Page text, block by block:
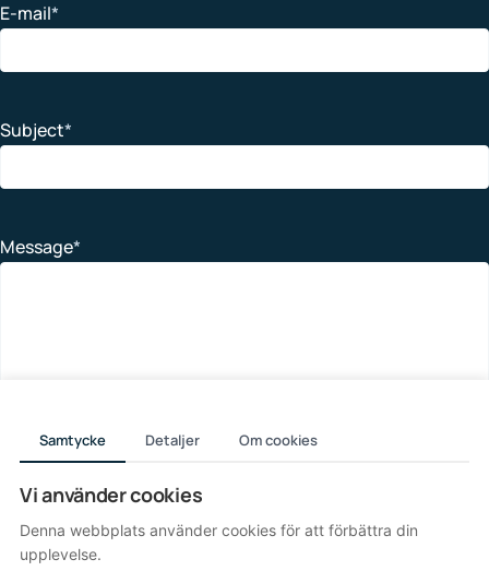
Samtycke Detaljer Om cookies
Vi använder cookies
Denna webbplats använder cookies för att förbättra din
upplevelse.
E-mail*
Subject*
Message*